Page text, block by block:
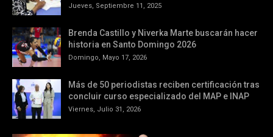
Jueves, Septiembre 11, 2025
Brenda Castillo y Niverka Marte buscarán hacer
historia en Santo Domingo 2026
Domingo, Mayo 17, 2026
Más de 50 periodistas reciben certificación tras
concluir curso especializado del MAP e INAP
Viernes, Julio 31, 2026